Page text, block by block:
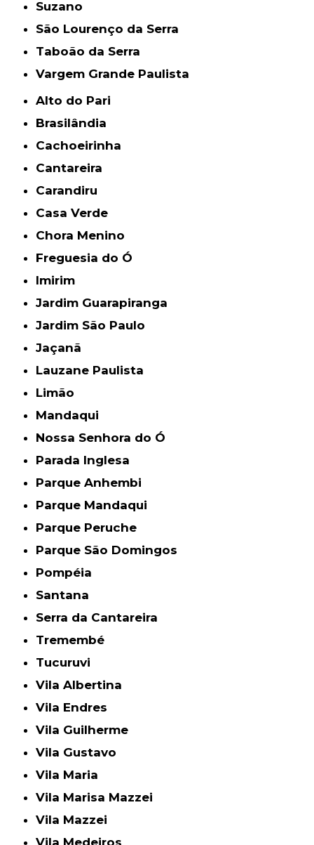
Suzano
São Lourenço da Serra
Taboão da Serra
Vargem Grande Paulista
Alto do Pari
Brasilândia
Cachoeirinha
Cantareira
Carandiru
Casa Verde
Chora Menino
Freguesia do Ó
Imirim
Jardim Guarapiranga
Jardim São Paulo
Jaçanã
Lauzane Paulista
Limão
Mandaqui
Nossa Senhora do Ó
Parada Inglesa
Parque Anhembi
Parque Mandaqui
Parque Peruche
Parque São Domingos
Pompéia
Santana
Serra da Cantareira
Tremembé
Tucuruvi
Vila Albertina
Vila Endres
Vila Guilherme
Vila Gustavo
Vila Maria
Vila Marisa Mazzei
Vila Mazzei
Vila Medeiros